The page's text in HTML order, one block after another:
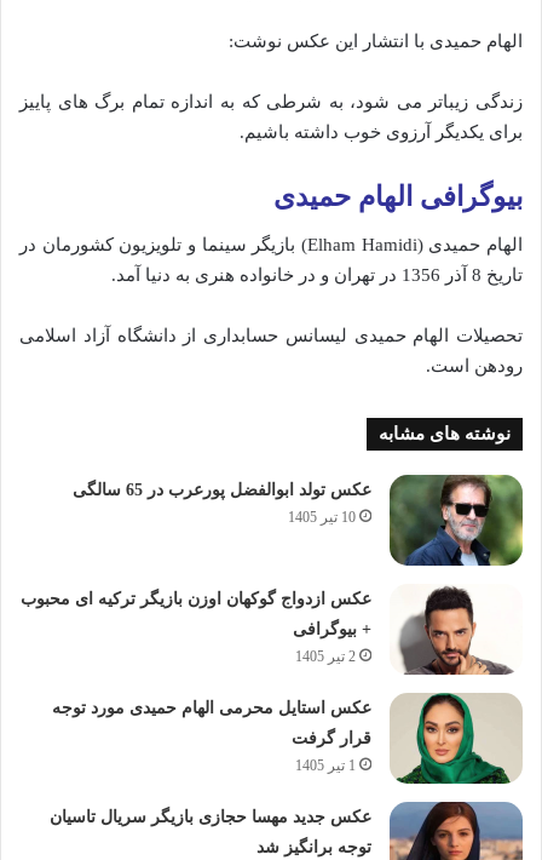
الهام حمیدی با انتشار این عکس نوشت:
زندگی زیباتر می‌ شود، به شرطی که به اندازه تمام برگ های پاییز
برای یکدیگر آرزوی خوب داشته باشیم.
بیوگرافی الهام حمیدی
الهام حمیدی (Elham Hamidi) بازیگر سینما و تلویزیون کشورمان در
تاریخ 8 آذر 1356 در تهران و در خانواده هنری به دنیا آمد.
تحصیلات الهام حمیدی لیسانس حسابداری از دانشگاه آزاد اسلامی
رودهن است.
نوشته های مشابه
عکس تولد ابوالفضل پورعرب در 65 سالگی
10 تیر 1405
عکس ازدواج گوکهان اوزن بازیگر ترکیه ای محبوب
+ بیوگرافی
2 تیر 1405
عکس استایل محرمی الهام حمیدی مورد توجه
قرار گرفت
1 تیر 1405
عکس جدید مهسا حجازی بازیگر سریال تاسیان
توجه برانگیز شد